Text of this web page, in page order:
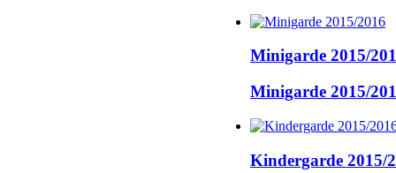
Minigarde 2015/
Minigarde 2015/
Kindergarde 2015/